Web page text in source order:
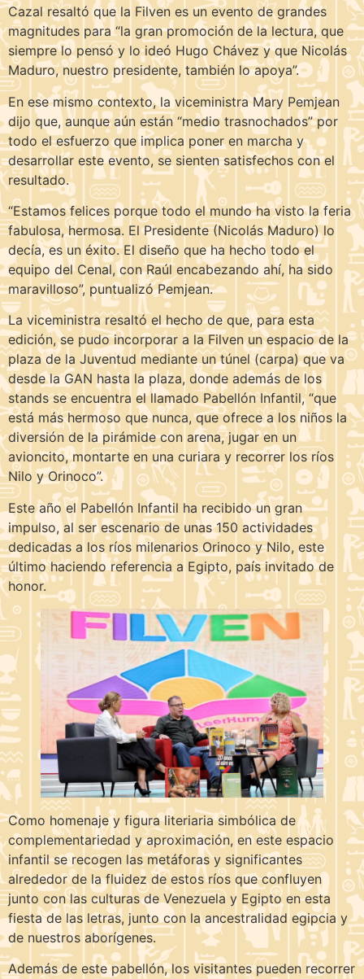
Cazal resaltó que la Filven es un evento de grandes
magnitudes para “la gran promoción de la lectura, que
siempre lo pensó y lo ideó Hugo Chávez y que Nicolás
Maduro, nuestro presidente, también lo apoya”.
En ese mismo contexto, la viceministra Mary Pemjean
dijo que, aunque aún están “medio trasnochados” por
todo el esfuerzo que implica poner en marcha y
desarrollar este evento, se sienten satisfechos con el
resultado.
“Estamos felices porque todo el mundo ha visto la feria
fabulosa, hermosa. El Presidente (Nicolás Maduro) lo
decía, es un éxito. El diseño que ha hecho todo el
equipo del Cenal, con Raúl encabezando ahí, ha sido
maravilloso”, puntualizó Pemjean.
La viceministra resaltó el hecho de que, para esta
edición, se pudo incorporar a la Filven un espacio de la
plaza de la Juventud mediante un túnel (carpa) que va
desde la GAN hasta la plaza, donde además de los
stands se encuentra el llamado Pabellón Infantil, “que
está más hermoso que nunca, que ofrece a los niños la
diversión de la pirámide con arena, jugar en un
avioncito, montarte en una curiara y recorrer los ríos
Nilo y Orinoco”.
Este año el Pabellón Infantil ha recibido un gran
impulso, al ser escenario de unas 150 actividades
dedicadas a los ríos milenarios Orinoco y Nilo, este
último haciendo referencia a Egipto, país invitado de
honor.
Como homenaje y figura literiaria simbólica de
complementariedad y aproximación, en este espacio
infantil se recogen las metáforas y significantes
alrededor de la fluidez de estos ríos que confluyen
junto con las culturas de Venezuela y Egipto en esta
fiesta de las letras, junto con la ancestralidad egipcia y
de nuestros aborígenes.
Además de este pabellón, los visitantes pueden recorrer